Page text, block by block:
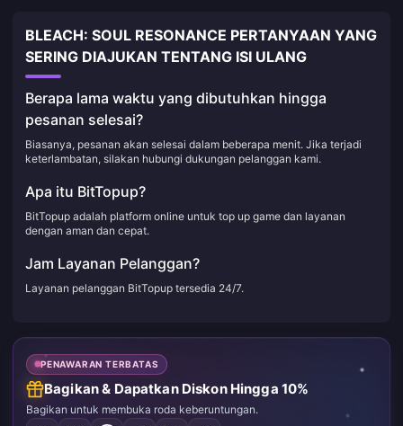
BLEACH: SOUL RESONANCE PERTANYAAN YANG
SERING DIAJUKAN TENTANG ISI ULANG
Berapa lama waktu yang dibutuhkan hingga
pesanan selesai?
Biasanya, pesanan akan selesai dalam beberapa menit. Jika terjadi
keterlambatan, silakan hubungi dukungan pelanggan kami.
Apa itu BitTopup?
BitTopup adalah platform online untuk top up game dan layanan
dengan aman dan cepat.
Jam Layanan Pelanggan?
Layanan pelanggan BitTopup tersedia 24/7.
PENAWARAN TERBATAS
Bagikan & Dapatkan Diskon Hingga 10%
Bagikan untuk membuka roda keberuntungan.